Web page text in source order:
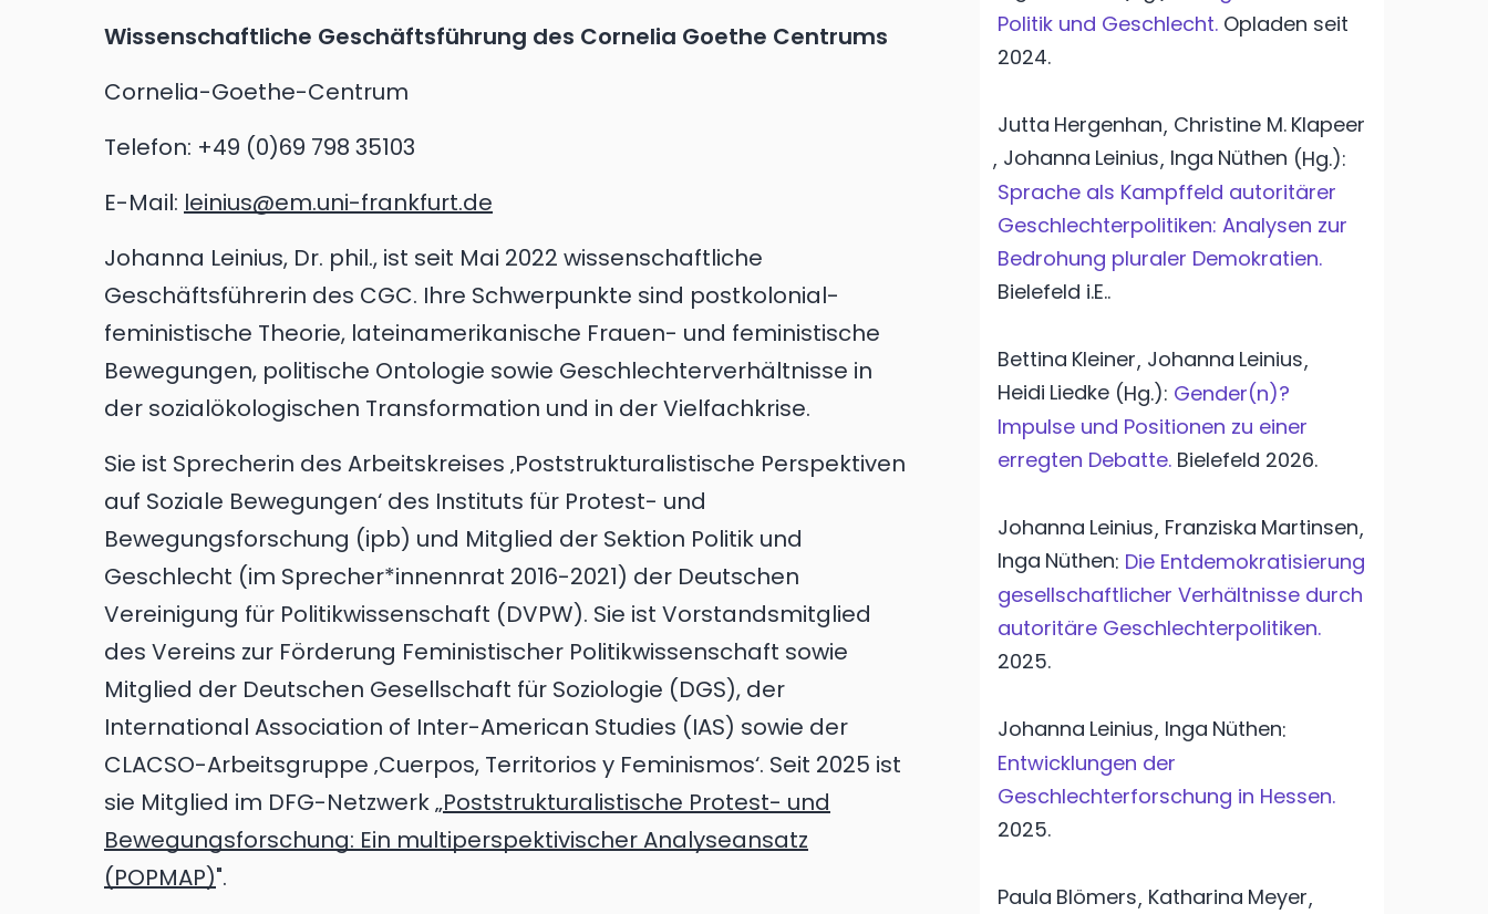
Wissenschaftliche Geschäftsführung des Cornelia Goethe Centrums
Cornelia-Goethe-Centrum
Telefon: +49 (0)69 798 35103
E-Mail: leinius@em.uni-frankfurt.de
Johanna Leinius, Dr. phil., ist seit Mai 2022 wissenschaftliche
Geschäftsführerin des CGC. Ihre Schwerpunkte sind postkolonial-
feministische Theorie, lateinamerikanische Frauen- und feministische
Bewegungen, politische Ontologie sowie Geschlechterverhältnisse in
der sozialökologischen Transformation und in der Vielfachkrise.
Sie ist Sprecherin des Arbeitskreises ‚Poststrukturalistische Perspektiven
auf Soziale Bewegungen‘ des Instituts für Protest- und
Bewegungsforschung (ipb) und Mitglied der Sektion Politik und
Geschlecht (im Sprecher*innennrat 2016-2021) der Deutschen
Vereinigung für Politikwissenschaft (DVPW). Sie ist Vorstandsmitglied
des Vereins zur Förderung Feministischer Politikwissenschaft sowie
Mitglied der Deutschen Gesellschaft für Soziologie (DGS), der
International Association of Inter-American Studies (IAS) sowie der
CLACSO-Arbeitsgruppe ‚Cuerpos, Territorios y Feminismos‘. Seit 2025 ist
sie Mitglied im DFG-Netzwerk „Poststrukturalistische Protest- und
Bewegungsforschung: Ein multiperspektivischer Analyseansatz
(POPMAP)".
Politik und Geschlecht. Opladen seit
2024.
Jutta Hergenhan, Christine M. Klapeer
, Johanna Leinius, Inga Nüthen (Hg.):
Sprache als Kampffeld autoritärer
Geschlechterpolitiken: Analysen zur
Bedrohung pluraler Demokratien.
Bielefeld i.E..
Bettina Kleiner, Johanna Leinius,
Heidi Liedke(Hg.): Gender(n)?
Impulse und Positionen zu einer
erregten Debatte. Bielefeld 2026.
Johanna Leinius, Franziska Martinsen,
Inga Nüthen: Die Entdemokratisierung
gesellschaftlicher Verhältnisse durch
autoritäre Geschlechterpolitiken.
2025.
Johanna Leinius, Inga Nüthen:
Entwicklungen der
Geschlechterforschung in Hessen.
2025.
Paula Blömers, Katharina Meyer,